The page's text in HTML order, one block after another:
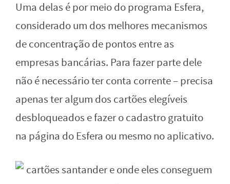
Uma delas é por meio do programa Esfera,
considerado um dos melhores mecanismos
de concentração de pontos entre as
empresas bancárias. Para fazer parte dele
não é necessário ter conta corrente – precisa
apenas ter algum dos cartões elegíveis
desbloqueados e fazer o cadastro gratuito
na página do Esfera ou mesmo no aplicativo.